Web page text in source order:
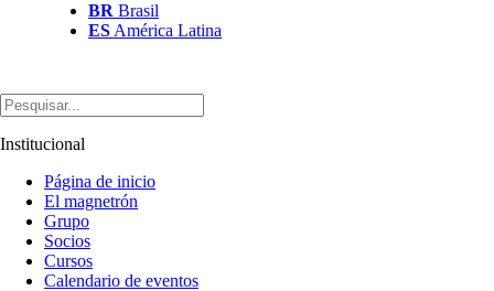
BR Brasil
ES América Latina
Institucional
Página de inicio
El magnetrón
Grupo
Socios
Cursos
Calendario de eventos